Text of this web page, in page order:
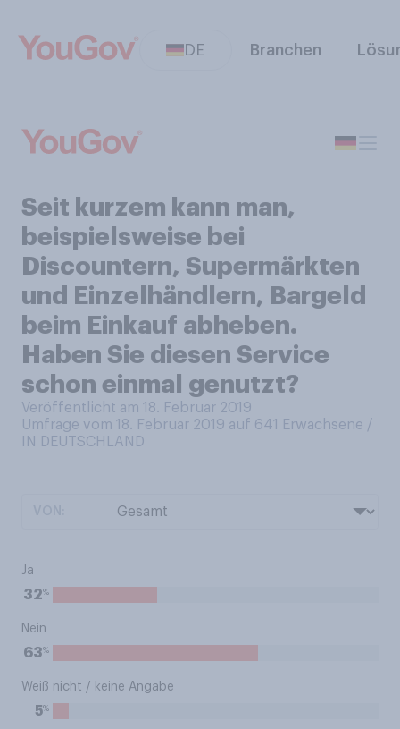
DE Branchen
Seit kurzem kann man,
beispielsweise bei
Discountern, Supermärkten
und Einzelhändlern, Bargeld
beim Einkauf abheben.
Haben Sie diesen Service
schon einmal genutzt?
Veröffentlicht am 18. Februar 2019
Umfrage vom 18. Februar 2019 auf 641
Erwachsene /
IN DEUTSCHLAND
Ja
32%
Nein
63%
Weiß nicht / keine Angabe
5%